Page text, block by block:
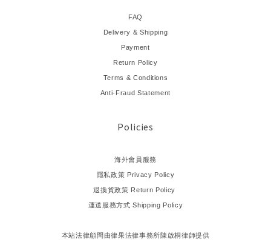
FAQ
Delivery & Shipping
Payment
Return Policy
Terms & Conditions
Anti-Fraud Statement
Policies
海外會員服務
隱私政策 Privacy Policy
退換貨政策 Return Policy
運送服務方式 Shipping Policy
本站法律顧問由律果法律事務所陳啟桐律師提供